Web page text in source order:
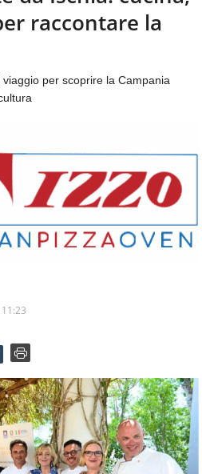
raccontare la
per scoprire la Campania